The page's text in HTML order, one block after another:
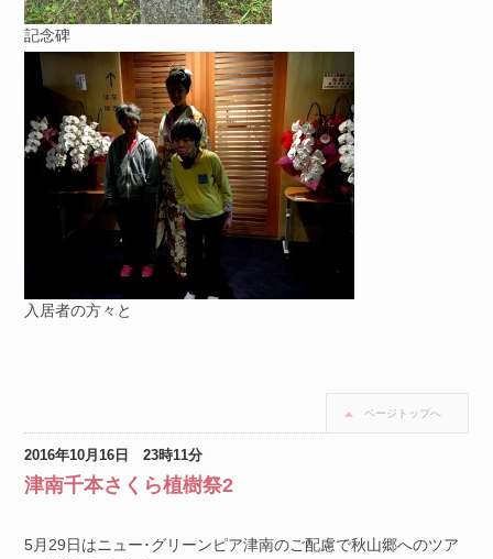
記念碑
入居者の方々と
ページトップへ
2016年10月16日 23時11分
津南千本さくら植樹祭2
5月29日はニュー･グリーンピア津南のご配慮で秋山郷へのツア